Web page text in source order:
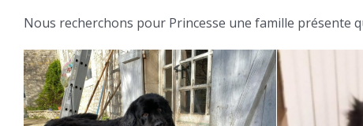
Nous recherchons pour Princesse une famille présente